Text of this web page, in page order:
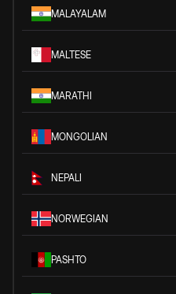
MALAYALAM
MALTESE
MARATHI
MONGOLIAN
NEPALI
NORWEGIAN
PASHTO